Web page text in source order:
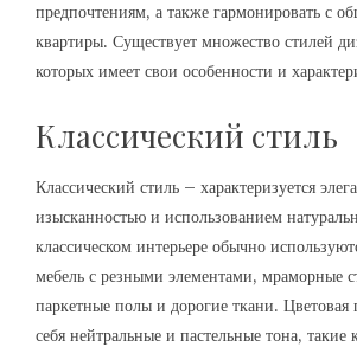
предпочтениям, а также гармонировать с
квартиры. Существует множество стилей
которых имеет свои особенности и
Классический стиль
Классический стиль – характеризуется
изысканностью и использованием
классическом интерьере обычно
мебель с резными элементами, мраморные
паркетные полы и дорогие ткани. Цветовая
себя нейтральные и пастельные тона, такие